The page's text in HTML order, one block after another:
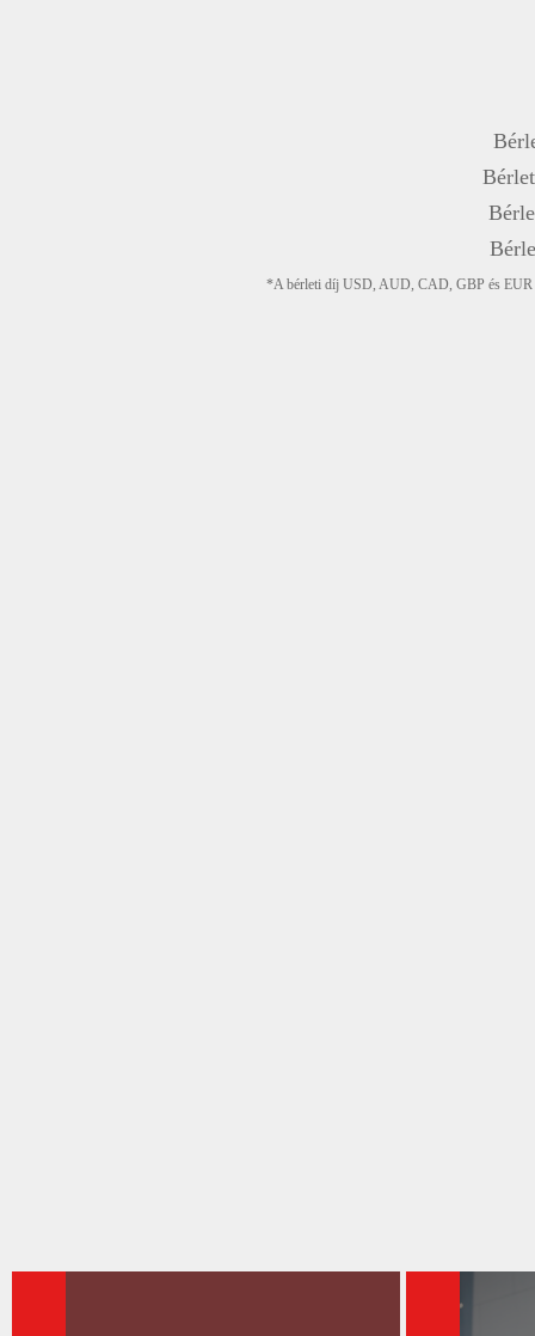
*A bérleti díj USD, AUD, CAD, GBP és EUR